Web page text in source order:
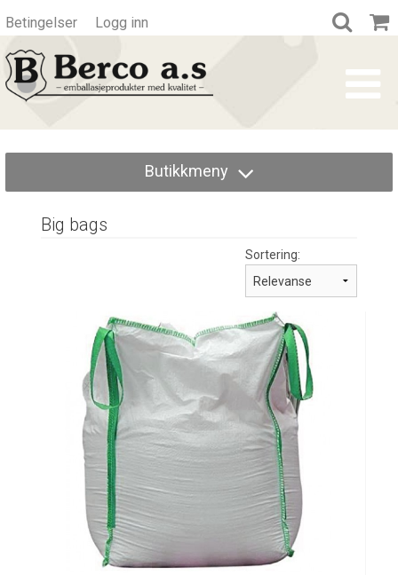
Betingelser Logg inn
Butikkmeny
Big bags
Sortering: